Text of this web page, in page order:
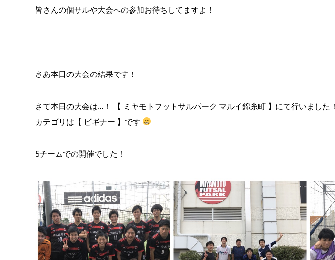
皆さんの個サルや大会への参加お待ちしてますよ！
さあ本日の大会の結果です！
さて本日の大会は…！ 【 ミヤモトフットサルパーク マルイ錦糸町 】にて行いました！
カテゴリは【 ビギナー 】です
5チームでの開催でした！